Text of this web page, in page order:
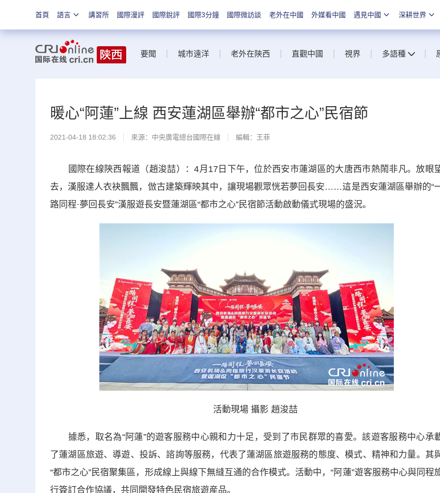
首頁 語言 講習所 國際漫評 國際銳評 國際3分鐘 國際微訪談 老外在中國 外媒看中國 遇見中國 深耕世界
要聞 城市遠洋 老外在陝西 直觀中國 視界 多語種
暖心“阿蓮”上線 西安蓮湖區舉辦“都市之心”民宿節
2021-04-18 18:02:36 來源：中央廣電總台國際在線 編輯：王菲
國際在線陝西報道（趙浚喆）：4月17日下午，位於西安市蓮湖區的大唐西市熱鬧非凡。放眼
去，漢服達人衣袂飄飄，倣古建築輝映其中，讓現場觀眾恍若夢回長安……這是西安蓮湖區舉辦的“
路同程·夢回長安”漢服遊長安暨蓮湖區“都市之心”民宿節活動啟動儀式現場的盛況。
活動現場 攝影 趙浚喆
據悉，取名為“阿蓮”的遊客服務中心親和力十足，受到了市民群眾的喜愛。該遊客服務中心承
了蓮湖區旅遊、導遊、投訴、諮詢等服務，代表了蓮湖區旅遊服務的態度、模式、精神和力量。其
“都市之心”民宿聚集區，形成線上與線下無縫互通的合作模式。活動中，“阿蓮”遊客服務中心與同程
行簽訂合作協議，共同開發特色民宿旅遊産品。